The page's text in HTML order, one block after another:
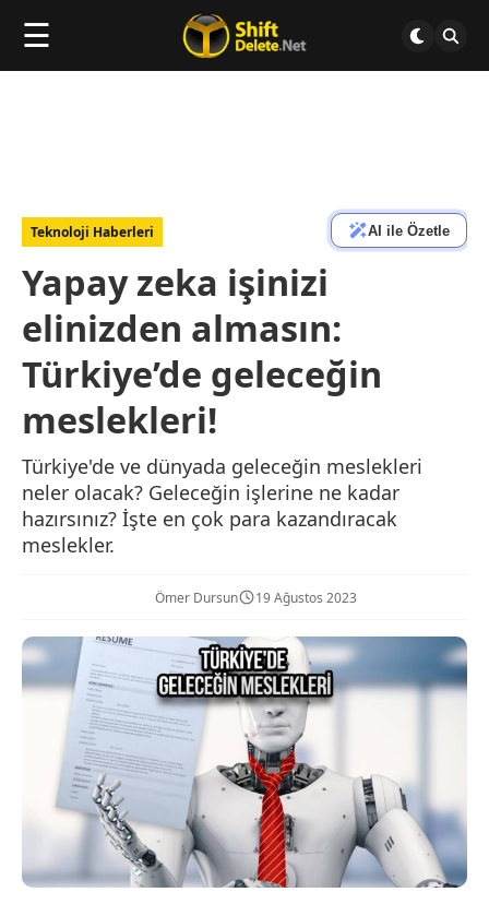
☰
Teknoloji Haberleri AI ile Özetle
Yapay zeka işinizi
elinizden almasın:
Türkiye’de geleceğin
meslekleri!
Türkiye'de ve dünyada geleceğin meslekleri
neler olacak? Geleceğin işlerine ne kadar
hazırsınız? İşte en çok para kazandıracak
meslekler.
Ömer Dursun 19 Ağustos 2023